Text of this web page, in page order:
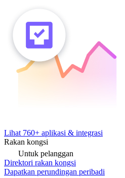
Lihat 760+ aplikasi & integrasi
Rakan kongsi
Untuk pelanggan
Direktori rakan kongsi
Dapatkan perundingan peribadi